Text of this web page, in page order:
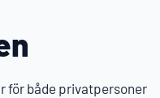
för både privatpersoner